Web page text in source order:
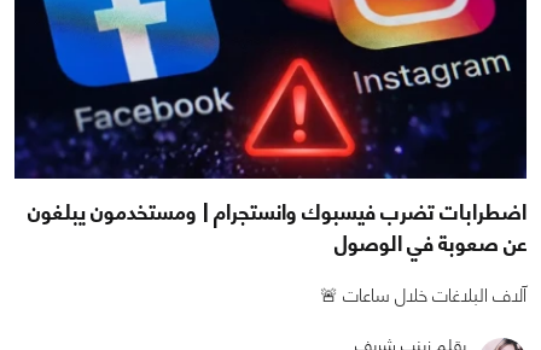
اضطرابات تضرب فيسبوك وانستجرام | ومستخدمون يبلغون
عن صعوبة في الوصول
آلاف البلاغات خلال ساعات 🚨
بقلم زينب شريف